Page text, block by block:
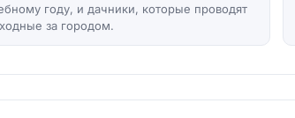
году, и дачники, которые проводят
за городом.